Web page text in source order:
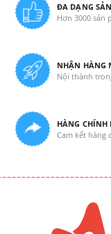
ĐA DẠNG
Hơn 3000 sản
NHẬN HÀNG
Nội thành
HÀNG CHÍNH
Cam kết hàng